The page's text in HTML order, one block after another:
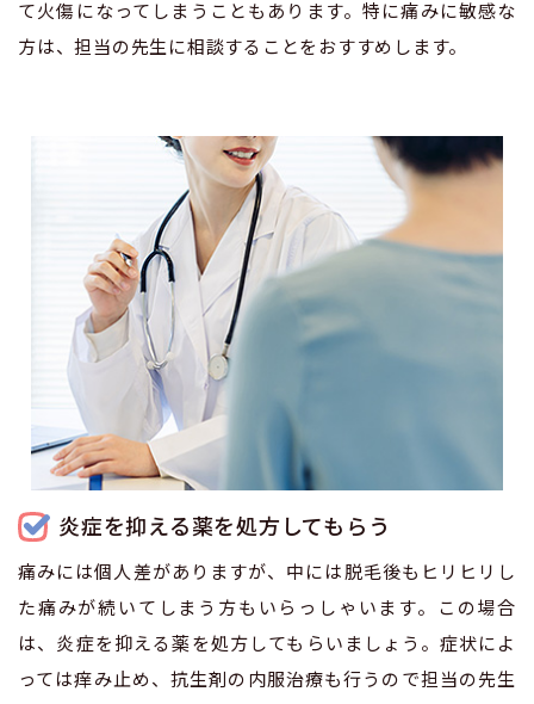
て火傷になってしまうこともあります。特に痛みに敏感な
方は、担当の先生に相談することをおすすめします。
炎症を抑える薬を処方してもらう
痛みには個人差がありますが、中には脱毛後もヒリヒリし
た痛みが続いてしまう方もいらっしゃいます。この場合
は、炎症を抑える薬を処方してもらいましょう。症状によ
っては痒み止め、抗生剤の内服治療も行うので担当の先生